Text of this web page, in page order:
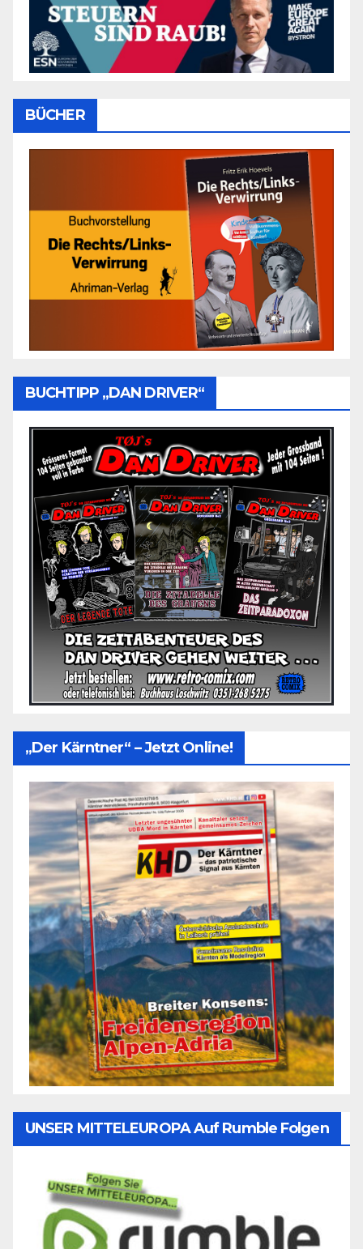
BÜCHER
BUCHTIPP „DAN DRIVER“
„Der Kärntner“ – Jetzt Online!
UNSER MITTELEUROPA Auf Rumble Folgen